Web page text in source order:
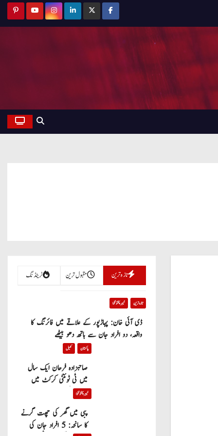
تازہ ترین مقبول ترین ٹرینڈنگ
تازہ ترین خیبر پختونخوا
ڈی آئی خان: پہاڑپور کے علاقے میں فائرنگ کا
واقعہ، دو افراد جان سے ہاتھ دھو بیٹھے
پاکستان کھیل
صاحبزادہ فرحان ایک سال
میں ٹی ٹوئنٹی کرکٹ میں
100 چھکے لگانے والے پہلے
پاکستانی بیٹر بن گئے
خیبر پختونخوا
پبی میں گھر کی چھت گرنے
کا سانحہ: 5 افراد جان کی